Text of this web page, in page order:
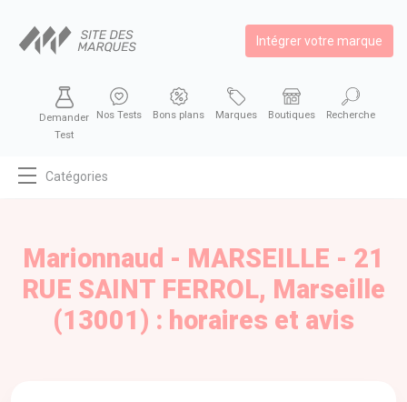
Intégrer votre marque
Demander
Test
Nos Tests Bons plans Marques Boutiques Recherche
Catégories
Marionnaud - MARSEILLE - 21
RUE SAINT FERROL, Marseille
(13001) : horaires et avis